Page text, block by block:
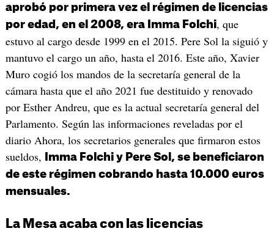
aprobó por primera vez el régimen de licencias
por edad, en el 2008, era Imma Folchi, que
estuvo al cargo desde 1999 en el 2015. Pere Sol la siguió y
mantuvo el cargo un año, hasta el 2016. Este año, Xavier
Muro cogió los mandos de la secretaría general de la
cámara hasta que el año 2021 fue destituido y renovado
por Esther Andreu, que es la actual secretaría general del
Parlamento. Según las informaciones reveladas por el
diario Ahora, los secretarios generales que firmaron estos
sueldos,
Imma Folchi y Pere Sol, se beneficiaron
de este régimen cobrando hasta 10.000 euros
mensuales.
La Mesa acaba con las licencias